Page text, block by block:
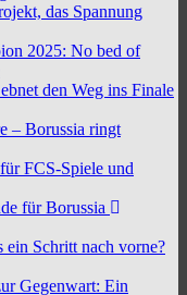
das Spannung
2025: No bed of
den Weg ins Finale
– Borussia ringt
FCS-Spiele und
für Borussia
Schritt nach vorne?
Gegenwart: Ein